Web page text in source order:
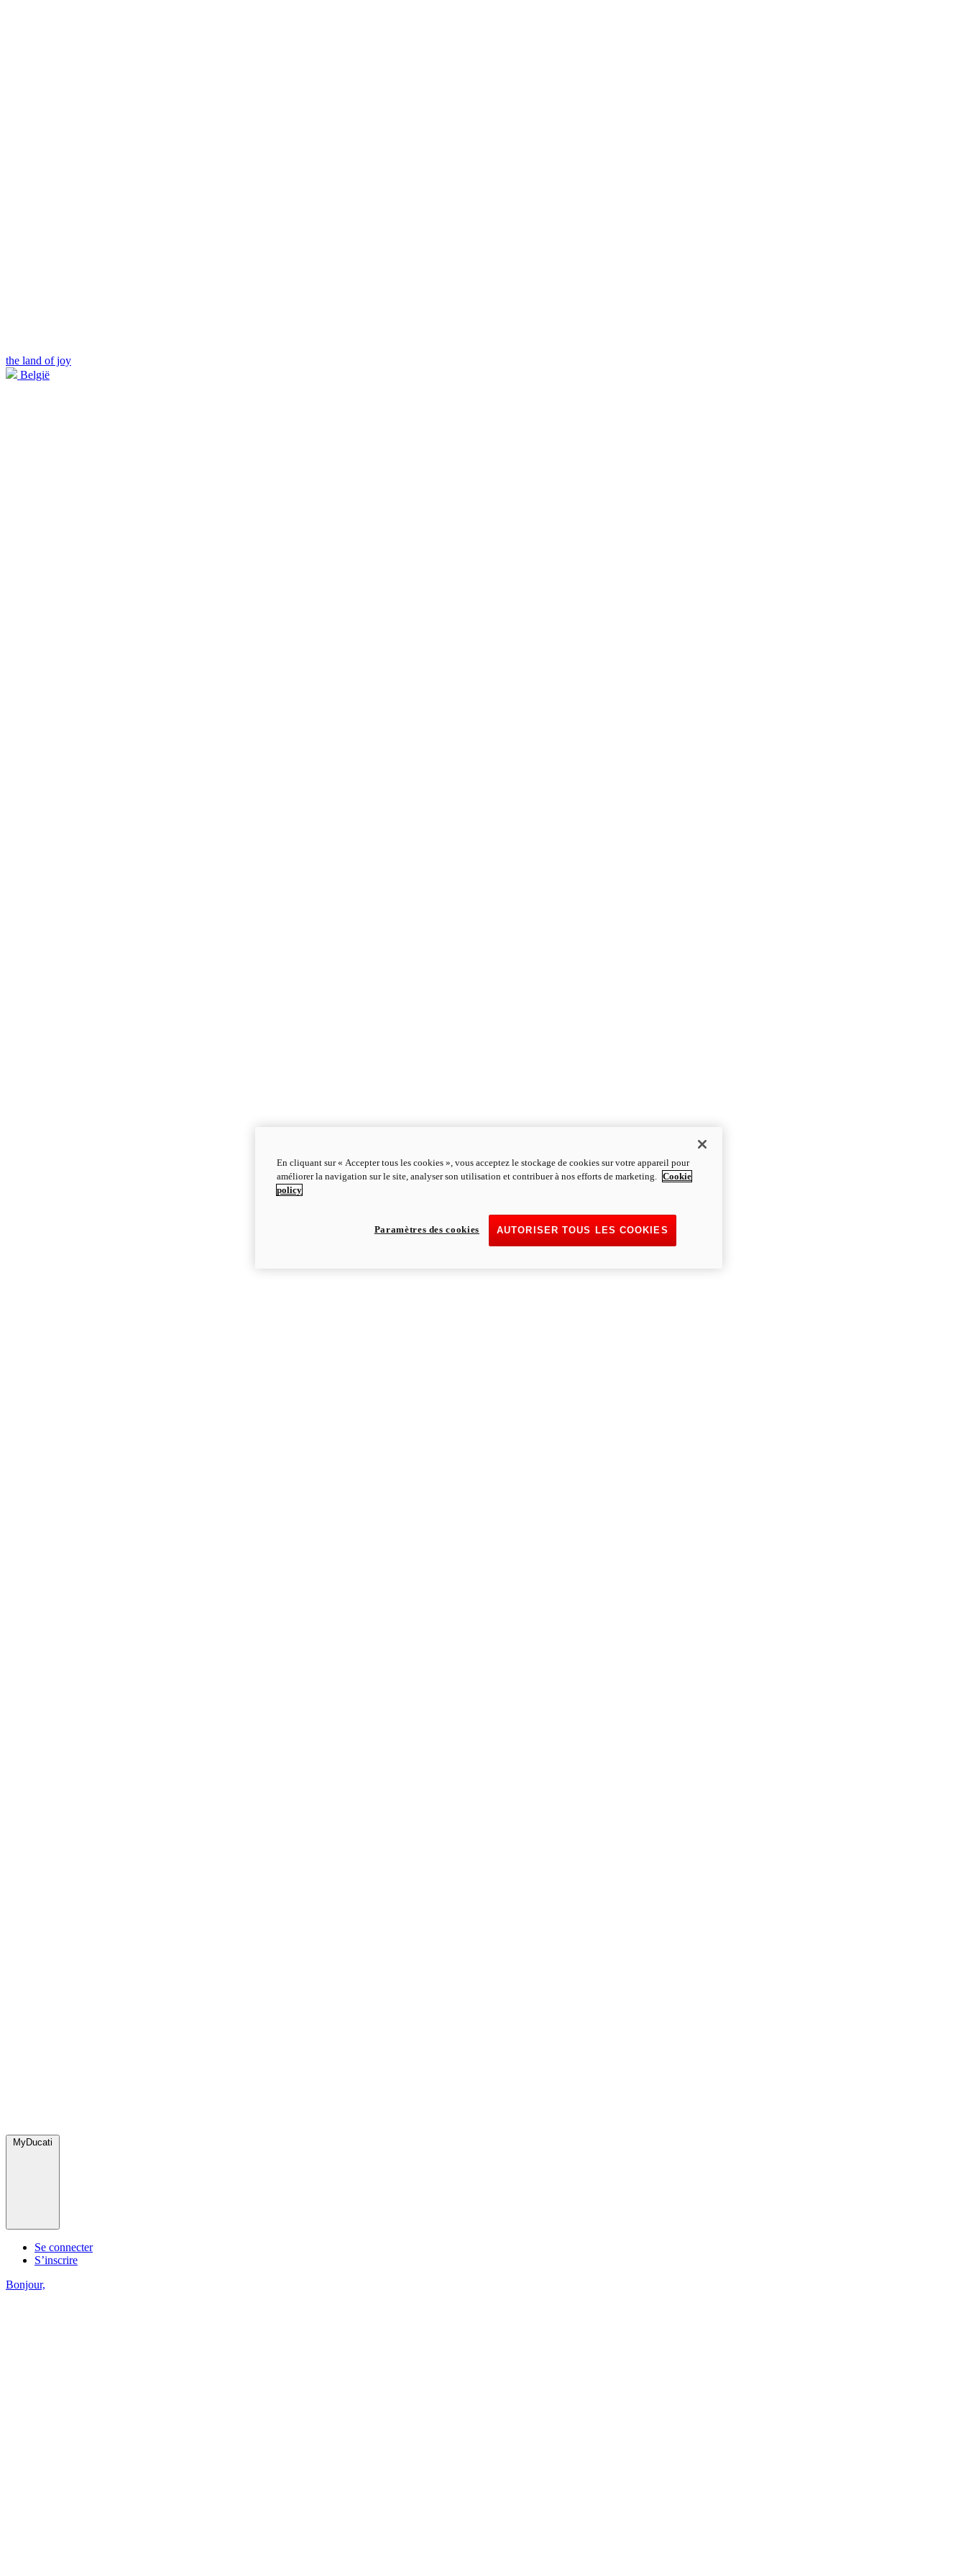
the land of joy
België
MyDucati
Se connecter
S’inscrire
Bonjour,
En cliquant sur « Accepter tous les cookies », vous acceptez le stockage de cookies sur votre appareil pour
améliorer la navigation sur le site, analyser son utilisation et contribuer à nos efforts de marketing. Cookie
policy
AUTORISER TOUS LES COOKIES
Paramètres des cookies